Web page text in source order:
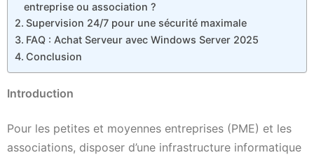
entreprise ou association ?
Supervision 24/7 pour une sécurité maximale
FAQ : Achat Serveur avec Windows Server 2025
Conclusion
Introduction
Pour les petites et moyennes entreprises (PME) et les
associations, disposer d’une infrastructure informatique